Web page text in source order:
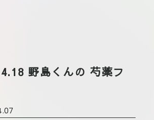
野島くんの 芍薬フ
店
BLOG